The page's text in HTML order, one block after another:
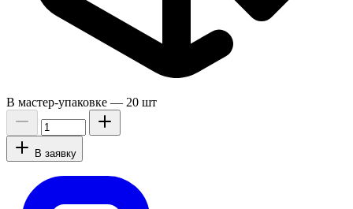
В мастер-упаковке — 20 шт
В заявку